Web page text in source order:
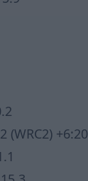
(WRC2) +6:20
.1